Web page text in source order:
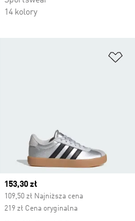
14 kolory
Current price
153,30 zł
109,50 zł Najniższa cena
219 zł Cena oryginalna